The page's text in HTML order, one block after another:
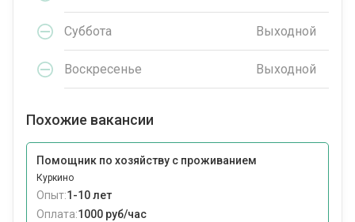
Суббота Выходной
Воскресенье Выходной
Похожие вакансии
Помощник по хозяйству с проживанием
Куркино
Опыт:1-10 лет
Оплата:1000 руб/час